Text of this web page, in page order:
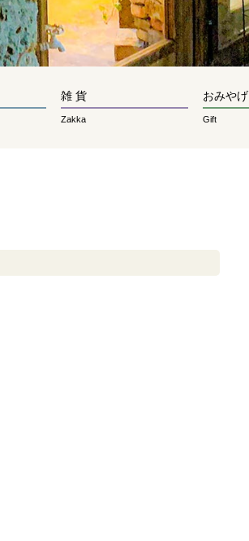
雑 貨
Zakka
おみやげ
Gift